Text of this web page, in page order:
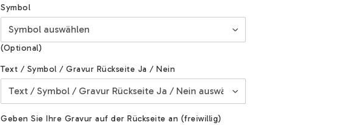
Symbol
(Optional)
Text / Symbol / Gravur Rückseite Ja / Nein
Geben Sie Ihre Gravur auf der Rückseite an (freiwillig)